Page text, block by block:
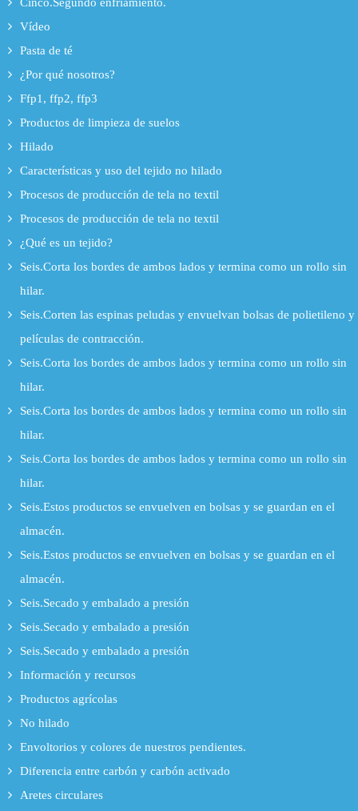
Vídeo
Pasta de té
¿Por qué nosotros?
Ffp1, ffp2, ffp3
Productos de limpieza de suelos
Hilado
Características y uso del tejido no hilado
Procesos de producción de tela no textil
Procesos de producción de tela no textil
¿Qué es un tejido?
Seis.Corta los bordes de ambos lados y termina como un rollo sin
hilar.
Seis.Corten las espinas peludas y envuelvan bolsas de polietileno y
películas de contracción.
Seis.Corta los bordes de ambos lados y termina como un rollo sin
hilar.
Seis.Corta los bordes de ambos lados y termina como un rollo sin
hilar.
Seis.Corta los bordes de ambos lados y termina como un rollo sin
hilar.
Seis.Estos productos se envuelven en bolsas y se guardan en el
almacén.
Seis.Estos productos se envuelven en bolsas y se guardan en el
almacén.
Seis.Secado y embalado a presión
Seis.Secado y embalado a presión
Seis.Secado y embalado a presión
Información y recursos
Productos agrícolas
No hilado
Envoltorios y colores de nuestros pendientes.
Diferencia entre carbón y carbón activado
Aretes circulares